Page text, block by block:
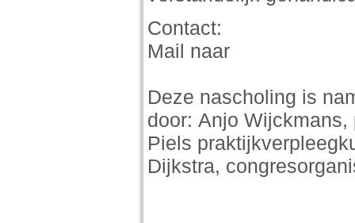
Contact:
Mail naar
Deze nascholing is
door: Anjo
Piels
Dijkstra,